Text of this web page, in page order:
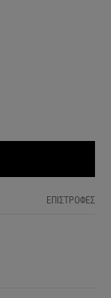
ΕΠΙΣΤΡΟΦΕΣ